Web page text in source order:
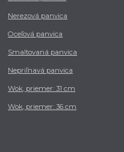
Nerezová panvica
Oceľová panvica
Smaltovaná panvica
Nepriľnavá panvica
Wok, priemer: 31 cm
Wok, priemer: 36 cm